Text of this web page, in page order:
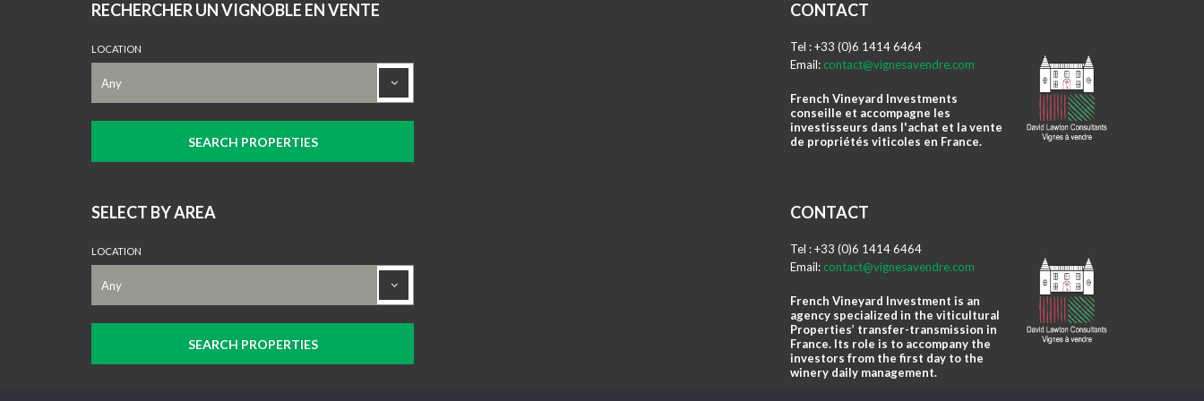
RECHERCHER UN VIGNOBLE EN VENTE
LOCATION
SELECT BY AREA
LOCATION
CONTACT
Tel : +33 (0)6 1414 6464
Email: contact@vignesavendre.com
French Vineyard Investments
conseille et accompagne les
investisseurs dans l'achat et la vente
de propriétés viticoles en France.
CONTACT
Tel : +33 (0)6 1414 6464
Email: contact@vignesavendre.com
French Vineyard Investment is an
agency specialized in the viticultural
Properties’ transfer-transmission in
France. Its role is to accompany the
investors from the first day to the
winery daily management.